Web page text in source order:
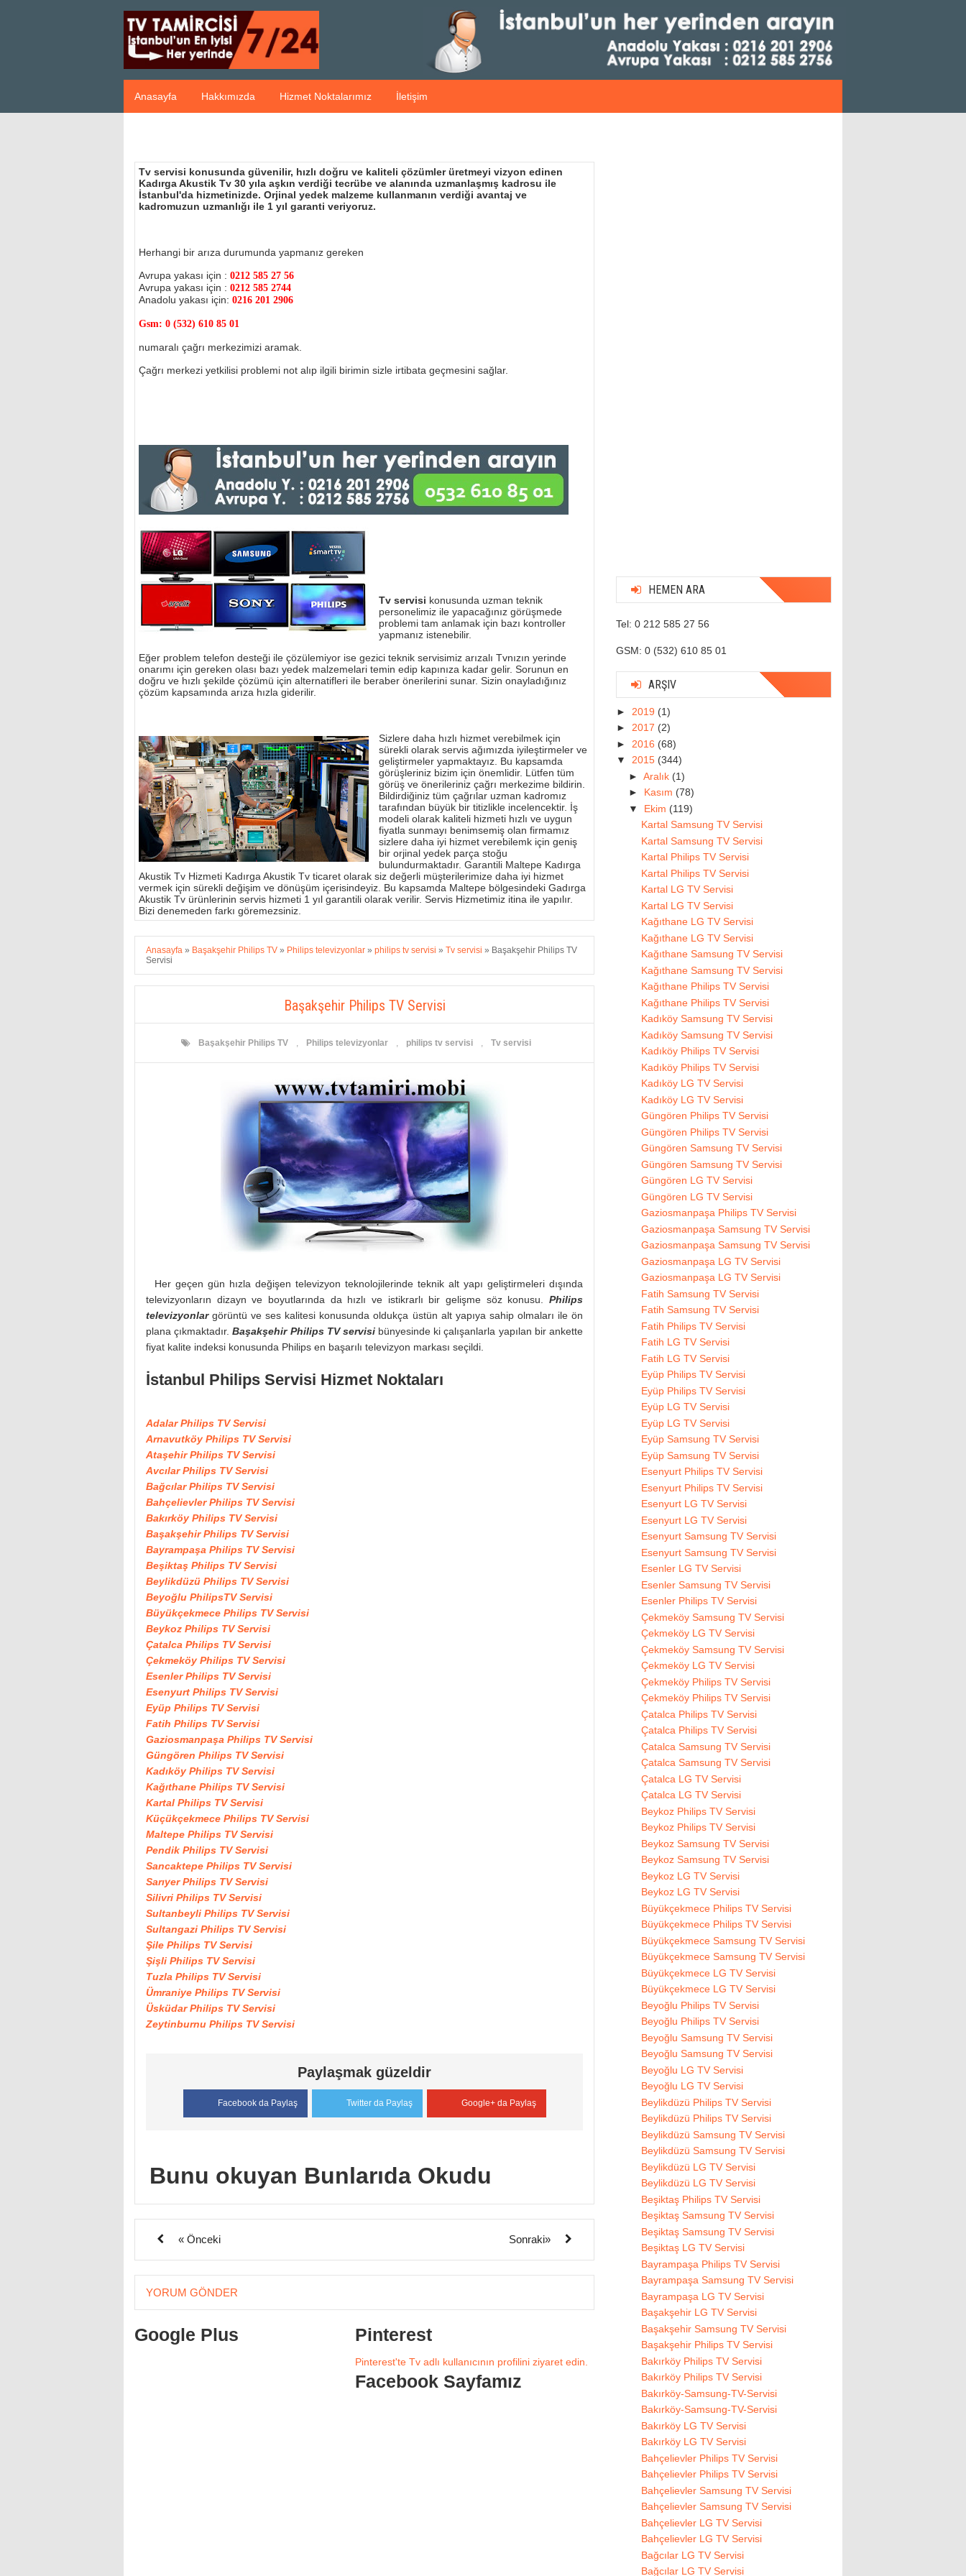
Anasayfa Hakkımızda Hizmet Noktalarımız İletişim
Tv servisi konusunda güvenilir, hızlı doğru ve kaliteli çözümler üretmeyi vizyon edinen
Kadırga Akustik Tv 30 yıla aşkın verdiği tecrübe ve alanında uzmanlaşmış kadrosu ile
İstanbul'da hizmetinizde. Orjinal yedek malzeme kullanmanın verdiği avantaj ve
kadromuzun uzmanlığı ile 1 yıl garanti veriyoruz.
Herhangi bir arıza durumunda yapmanız gereken
Avrupa yakası için : 0212 585 27 56
Avrupa yakası için : 0212 585 2744
Anadolu yakası için: 0216 201 2906
Gsm: 0 (532) 610 85 01
numaralı çağrı merkezimizi aramak.
Çağrı merkezi yetkilisi problemi not alıp ilgili birimin sizle irtibata geçmesini sağlar.
Tv servisi konusunda uzman teknik
personelimiz ile yapacağınız görüşmede
problemi tam anlamak için bazı kontroller
yapmanız istenebilir.
Eğer problem telefon desteği ile çözülemiyor ise gezici teknik servisimiz arızalı Tvnızın yerinde
onarımı için gereken olası bazı yedek malzemelari temin edip kapınıza kadar gelir. Sorunun en
doğru ve hızlı şekilde çözümü için alternatifleri ile beraber önerilerini sunar. Sizin onayladığınız
çözüm kapsamında arıza hızla giderilir.
Sizlere daha hızlı hizmet verebilmek için
sürekli olarak servis ağımızda iyileştirmeler ve
geliştirmeler yapmaktayız. Bu kapsamda
görüşleriniz bizim için önemlidir. Lütfen tüm
görüş ve önerileriniz çağrı merkezime bildirin.
Bildirdiğiniz tüm çağrılar uzman kadromız
tarafından büyük bir titizlikle incelencektir. İş
modeli olarak kaliteli hizmeti hızlı ve uygun
fiyatla sunmayı benimsemiş olan firmamız
sizlere daha iyi hizmet verebilemk için geniş
bir orjinal yedek parça stoğu
bulundurmaktadır. Garantili Maltepe Kadırga
Akustik Tv Hizmeti Kadırga Akustik Tv ticaret olarak siz değerli müşterilerimize daha iyi hizmet
vermek için sürekli değişim ve dönüşüm içerisindeyiz. Bu kapsamda Maltepe bölgesindeki Gadırga
Akustik Tv ürünlerinin servis hizmeti 1 yıl garantili olarak verilir. Servis Hizmetimiz itina ile yapılır.
Bizi denemeden farkı göremezsiniz.
Anasayfa » Başakşehir Philips TV » Philips televizyonlar » philips tv servisi » Tv servisi » Başakşehir Philips TV
Servisi
Başakşehir Philips TV Servisi
Başakşehir Philips TV , Philips televizyonlar , philips tv servisi , Tv servisi
Her geçen gün hızla değişen televizyon teknolojilerinde teknik alt yapı geliştirmeleri dışında
televizyonların dizayn ve boyutlarında da hızlı ve istikrarlı bir gelişme söz konusu. Philips
televizyonlargörüntü ve ses kalitesi konusunda oldukça üstün alt yapıya sahip olmaları ile ön
plana çıkmaktadır.Başakşehir Philips TV servisi bünyesinde ki çalışanlarla yapılan bir ankette
fiyat kalite indeksi konusunda Philips en başarılı televizyon markası seçildi.
İstanbul Philips Servisi Hizmet Noktaları
Adalar Philips TV Servisi
Arnavutköy Philips TV Servisi
Ataşehir Philips TV Servisi
Avcılar Philips TV Servisi
Bağcılar Philips TV Servisi
Bahçelievler Philips TV Servisi
Bakırköy Philips TV Servisi
Başakşehir Philips TV Servisi
Bayrampaşa Philips TV Servisi
Beşiktaş Philips TV Servisi
Beylikdüzü Philips TV Servisi
Beyoğlu PhilipsTV Servisi
Büyükçekmece Philips TV Servisi
Beykoz Philips TV Servisi
Çatalca Philips TV Servisi
Çekmeköy Philips TV Servisi
Esenler Philips TV Servisi
Esenyurt Philips TV Servisi
Eyüp Philips TV Servisi
Fatih Philips TV Servisi
Gaziosmanpaşa Philips TV Servisi
Güngören Philips TV Servisi
Kadıköy Philips TV Servisi
Kağıthane Philips TV Servisi
Kartal Philips TV Servisi
Küçükçekmece Philips TV Servisi
Maltepe Philips TV Servisi
Pendik Philips TV Servisi
Sancaktepe Philips TV Servisi
Sarıyer Philips TV Servisi
Silivri Philips TV Servisi
Sultanbeyli Philips TV Servisi
Sultangazi Philips TV Servisi
Şile Philips TV Servisi
Şişli Philips TV Servisi
Tuzla Philips TV Servisi
Ümraniye Philips TV Servisi
Üsküdar Philips TV Servisi
Zeytinburnu Philips TV Servisi
Paylaşmak güzeldir
Facebook da Paylaş Twitter da Paylaş Google+ da Paylaş
Bunu okuyan Bunlarıda Okudu
« Önceki Sonraki»
YORUM GÖNDER
Google Plus Pinterest
Pinterest'te Tv adlı kullanıcının profilini ziyaret edin.
Facebook Sayfamız
HEMEN ARA
Tel: 0 212 585 27 56
GSM: 0 (532) 610 85 01
ARŞIV
► 2019 (1)
► 2017 (2)
► 2016 (68)
▼ 2015 (344)
► Aralık (1)
► Kasım (78)
▼ Ekim (119)
Kartal Samsung TV Servisi
Kartal Samsung TV Servisi
Kartal Philips TV Servisi
Kartal Philips TV Servisi
Kartal LG TV Servisi
Kartal LG TV Servisi
Kağıthane LG TV Servisi
Kağıthane LG TV Servisi
Kağıthane Samsung TV Servisi
Kağıthane Samsung TV Servisi
Kağıthane Philips TV Servisi
Kağıthane Philips TV Servisi
Kadıköy Samsung TV Servisi
Kadıköy Samsung TV Servisi
Kadıköy Philips TV Servisi
Kadıköy Philips TV Servisi
Kadıköy LG TV Servisi
Kadıköy LG TV Servisi
Güngören Philips TV Servisi
Güngören Philips TV Servisi
Güngören Samsung TV Servisi
Güngören Samsung TV Servisi
Güngören LG TV Servisi
Güngören LG TV Servisi
Gaziosmanpaşa Philips TV Servisi
Gaziosmanpaşa Samsung TV Servisi
Gaziosmanpaşa Samsung TV Servisi
Gaziosmanpaşa LG TV Servisi
Gaziosmanpaşa LG TV Servisi
Fatih Samsung TV Servisi
Fatih Samsung TV Servisi
Fatih Philips TV Servisi
Fatih LG TV Servisi
Fatih LG TV Servisi
Eyüp Philips TV Servisi
Eyüp Philips TV Servisi
Eyüp LG TV Servisi
Eyüp LG TV Servisi
Eyüp Samsung TV Servisi
Eyüp Samsung TV Servisi
Esenyurt Philips TV Servisi
Esenyurt Philips TV Servisi
Esenyurt LG TV Servisi
Esenyurt LG TV Servisi
Esenyurt Samsung TV Servisi
Esenyurt Samsung TV Servisi
Esenler LG TV Servisi
Esenler Samsung TV Servisi
Esenler Philips TV Servisi
Çekmeköy Samsung TV Servisi
Çekmeköy LG TV Servisi
Çekmeköy Samsung TV Servisi
Çekmeköy LG TV Servisi
Çekmeköy Philips TV Servisi
Çekmeköy Philips TV Servisi
Çatalca Philips TV Servisi
Çatalca Philips TV Servisi
Çatalca Samsung TV Servisi
Çatalca Samsung TV Servisi
Çatalca LG TV Servisi
Çatalca LG TV Servisi
Beykoz Philips TV Servisi
Beykoz Philips TV Servisi
Beykoz Samsung TV Servisi
Beykoz Samsung TV Servisi
Beykoz LG TV Servisi
Beykoz LG TV Servisi
Büyükçekmece Philips TV Servisi
Büyükçekmece Philips TV Servisi
Büyükçekmece Samsung TV Servisi
Büyükçekmece Samsung TV Servisi
Büyükçekmece LG TV Servisi
Büyükçekmece LG TV Servisi
Beyoğlu Philips TV Servisi
Beyoğlu Philips TV Servisi
Beyoğlu Samsung TV Servisi
Beyoğlu Samsung TV Servisi
Beyoğlu LG TV Servisi
Beyoğlu LG TV Servisi
Beylikdüzü Philips TV Servisi
Beylikdüzü Philips TV Servisi
Beylikdüzü Samsung TV Servisi
Beylikdüzü Samsung TV Servisi
Beylikdüzü LG TV Servisi
Beylikdüzü LG TV Servisi
Beşiktaş Philips TV Servisi
Beşiktaş Samsung TV Servisi
Beşiktaş Samsung TV Servisi
Beşiktaş LG TV Servisi
Bayrampaşa Philips TV Servisi
Bayrampaşa Samsung TV Servisi
Bayrampaşa LG TV Servisi
Başakşehir LG TV Servisi
Başakşehir Samsung TV Servisi
Başakşehir Philips TV Servisi
Bakırköy Philips TV Servisi
Bakırköy Philips TV Servisi
Bakırköy-Samsung-TV-Servisi
Bakırköy-Samsung-TV-Servisi
Bakırköy LG TV Servisi
Bakırköy LG TV Servisi
Bahçelievler Philips TV Servisi
Bahçelievler Philips TV Servisi
Bahçelievler Samsung TV Servisi
Bahçelievler Samsung TV Servisi
Bahçelievler LG TV Servisi
Bahçelievler LG TV Servisi
Bağcılar LG TV Servisi
Bağcılar LG TV Servisi